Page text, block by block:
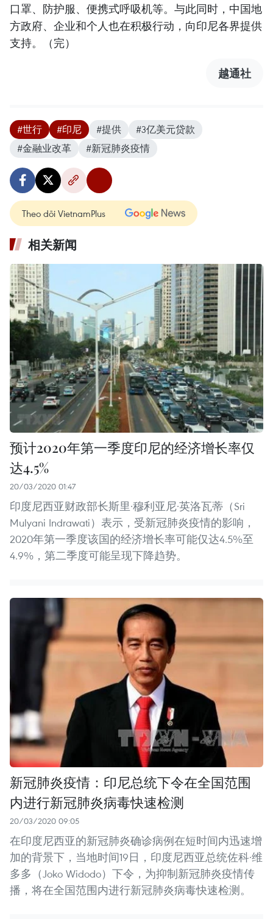
口罩、防护服、便携式呼吸机等。与此同时，中国地
方政府、企业和个人也在积极行动，向印尼各界提供
支持。（完）
越通社
#世行 #印尼 #提供
#3亿美元贷款
#金融业改革
#新冠肺炎疫情
Theo dõi VietnamPlus
相关新闻
预计2020年第一季度印尼的经济增长率仅
达4.5%
20/03/2020 01:47
印度尼西亚财政部长斯里·穆利亚尼·英洛瓦蒂（Sri
Mulyani Indrawati）表示，受新冠肺炎疫情的影响，
2020年第一季度该国的经济增长率可能仅达4.5%至
4.9%，第二季度可能呈现下降趋势。
新冠肺炎疫情：印尼总统下令在全国范围
内进行新冠肺炎病毒快速检测
20/03/2020 09:05
在印度尼西亚的新冠肺炎确诊病例在短时间内迅速增
加的背景下，当地时间19日，印度尼西亚总统佐科·维
多多（Joko Widodo）下令，为抑制新冠肺炎疫情传
播，将在全国范围内进行新冠肺炎病毒快速检测。